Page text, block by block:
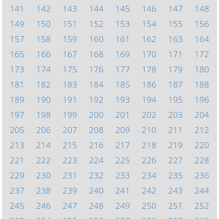
141 142 143 144 145 146 147
148
149
150 151 152 153 154 155
156
157
158 159 160 161 162 163
164
165
166 167 168 169 170 171
172
173
174 175 176 177 178 179
180
181
182 183 184 185 186 187
188
189
190 191 192 193 194 195
196
197
198 199 200 201 202 203
204
205
206 207 208 209 210 211
212
213
214 215 216 217 218 219
220
221
222 223 224 225 226 227
228
229
230 231 232 233 234 235
236
237
238 239 240 241 242 243
244
245
246 247 248 249 250 251
252